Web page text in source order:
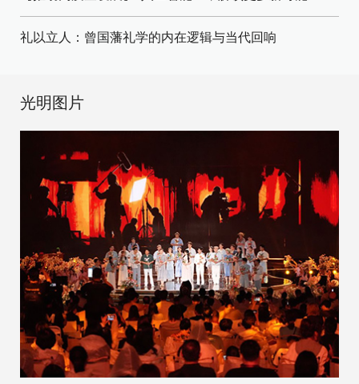
礼以立人：曾国藩礼学的内在逻辑与当代回响
光明图片